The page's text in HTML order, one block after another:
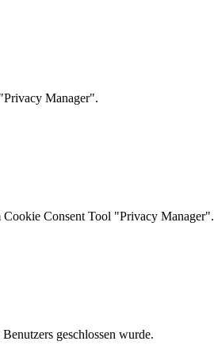
Manager".
Cookie Consent Tool "Privacy Manager".
geschlossen wurde.